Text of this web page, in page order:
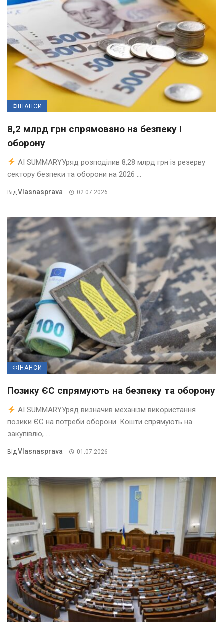
ФІНАНСИ
8,2 млрд грн спрямовано на безпеку і
оборону
AI SUMMARYУряд розподілив 8,28 млрд грн із резерву
сектору безпеки та оборони на 2026 ...
ВідVlasnasprava 02.07.2026
ФІНАНСИ
Позику ЄС спрямують на безпеку та оборону
AI SUMMARYУряд визначив механізм використання
позики ЄС на потреби оборони. Кошти спрямують на
закупівлю, ...
ВідVlasnasprava 01.07.2026